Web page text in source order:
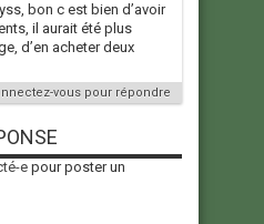
bon c est bien d’avoir
il aurait été plus
d’en acheter deux
vous pour répondre
epour poster un